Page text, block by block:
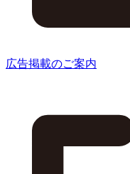
広告掲載のご案内